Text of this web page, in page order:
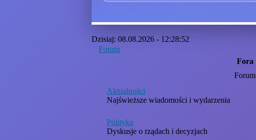
Dzisiaj: 08.08.2026 - 12:28:52
Forum
Fora
Forum
Aktualności
Najświeższe wiadomości i wydarzenia
Polityka
Dyskusje o rządach i decyzjach